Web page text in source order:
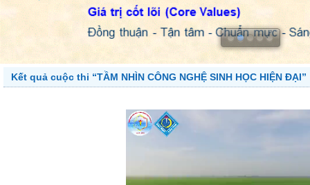
Kết quả cuộc thi “TẦM NHÌN CÔNG NGHỆ SINH HỌC HIỆN ĐẠI”